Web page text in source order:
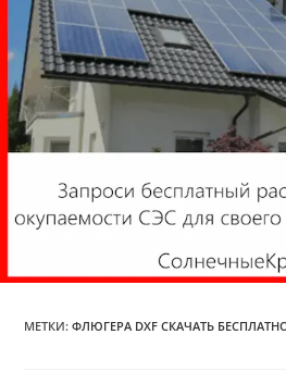
МЕТКИ:ФЛЮГЕРА DXF СКАЧАТЬ